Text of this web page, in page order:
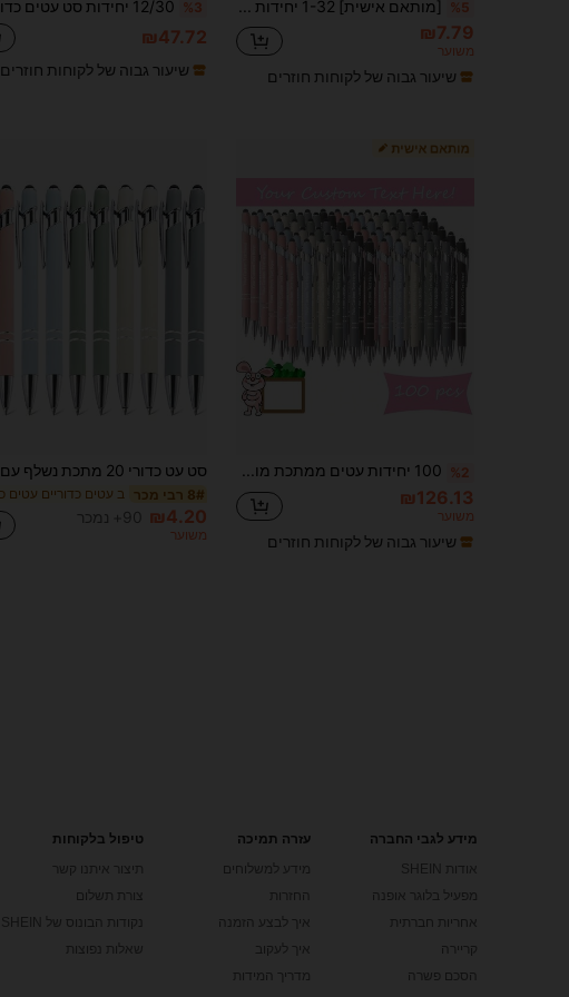
%5
₪7.79
משוער
שיעור גבוה של לקוחות חוזרים
%3
₪47.72
שיעור גבוה של לקוחות חוזרים
%2 100 יחידות עטים ממתכת מותאמים אישית, צבעים מעורבים, מתנות למשרד, לאחיות, למורים, לבניית צוות קולגות, מתנות לפרישה, מגע קיבולי כתיבה חלקה, דיו שחור, ציוד בית ספר, חזרה לבית הספר, אישי, מתנה ליום האם, מתנת סיום
₪126.13
משוער
שיעור גבוה של לקוחות חוזרים
8# רבי מכר
₪4.20 90+ נמכר
משוער
מידע לגבי החברה
אודות SHEIN
מפעיל בלוגר אופנה
אחריות חברתית
קריירה
הסכם פשרה
עזרה תמיכה
מידע למשלוחים
החזרות
איך לבצע הזמנה
איך לעקוב
מדריך המידות
טיפול בלקוחות
תיצור איתנו קשר
צורת תשלום
נקודות הבונוס של SHEIN
שאלות נפוצות